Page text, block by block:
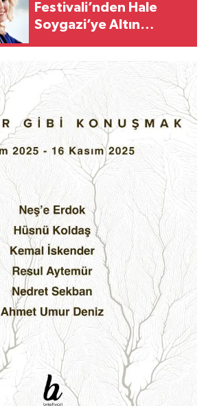
Festivali’nden Hale
Soygazi’ye Altın